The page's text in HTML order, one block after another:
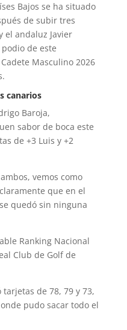
Bajos se ha situado
de subir tres
el andaluz Javier
de este
Masculino 2026
canarios
Baroja,
sabor de boca este
de +3 Luis y +2
vemos como
que en el
quedó sin ninguna
de 78, 79 y 73,
pudo sacar todo el